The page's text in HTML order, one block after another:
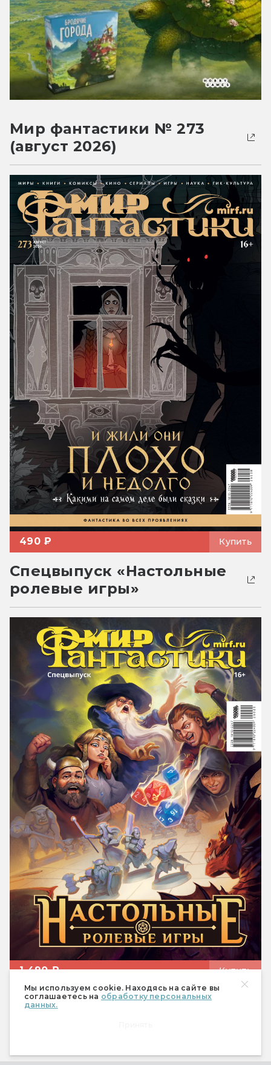
Мы используем cookie. Находясь на сайте вы
соглашаетесь на обработку персональных
данных.
Мир фантастики № 273
(август 2026)
490 ₽ Купить
Спецвыпуск «Настольные
ролевые игры»
1 490 ₽ Купить